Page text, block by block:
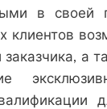
в своей
клиентов
заказчика, а